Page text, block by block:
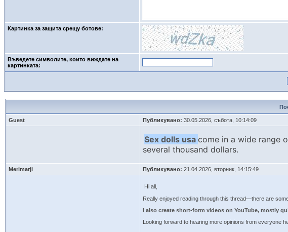
Картинка за защита срещу ботове:
Въведете символите, които виждате на
картинката: